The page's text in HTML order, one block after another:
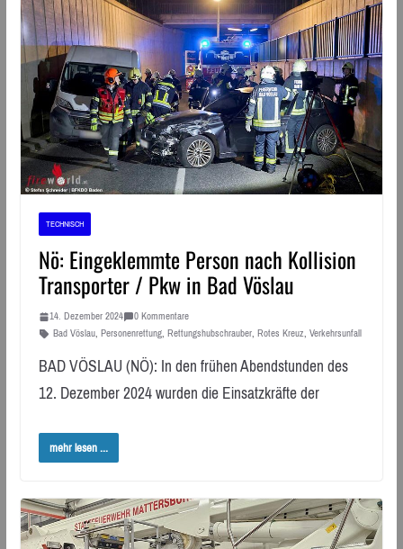
TECHNISCH
Nö: Eingeklemmte Person nach Kollision
Transporter / Pkw in Bad Vöslau
14. Dezember 2024
0 Kommentare
Bad Vöslau, Personenrettung, Rettungshubschrauber, Rotes Kreuz, Verkehrsunfall
BAD VÖSLAU (NÖ): In den frühen Abendstunden des
12. Dezember 2024 wurden die Einsatzkräfte der
mehr lesen ...